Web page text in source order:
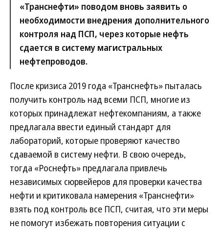
«Транснефти» поводом вновь заявить о
необходимости внедрения дополнительного
контроля над ПСП, через которые нефть
сдается в систему магистральных
нефтепроводов.
После кризиса 2019 года «Транснефть» пыталась
получить контроль над всеми ПСП, многие из
которых принадлежат нефтекомпаниям, а также
предлагала ввести единый стандарт для
лабораторий, которые проверяют качество
сдаваемой в систему нефти. В свою очередь,
тогда «Роснефть» предлагала привлечь
независимых сюрвейеров для проверки качества
нефти и критиковала намерения «Транснефти»
взять под контроль все ПСП, считая, что эти меры
не помогут избежать повторения ситуации с